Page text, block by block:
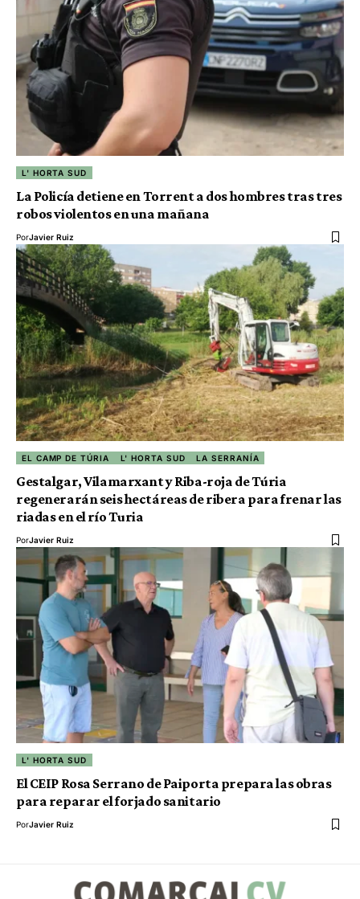
L' HORTA SUD
La Policía detiene en Torrent a dos hombres tras tres
robos violentos en una mañana
PorJavier Ruiz
EL CAMP DE TÚRIA L' HORTA SUD LA SERRANÍA
Gestalgar, Vilamarxant y Riba-roja de Túria
regenerarán seis hectáreas de ribera para frenar las
riadas en el río Turia
PorJavier Ruiz
L' HORTA SUD
El CEIP Rosa Serrano de Paiporta prepara las obras
para reparar el forjado sanitario
PorJavier Ruiz